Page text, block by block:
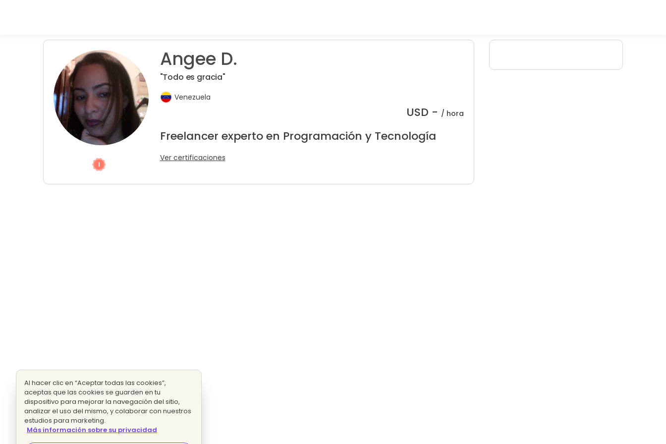
Angee D.
"Todo es gracia"
Venezuela
USD - / hora
Freelancer experto en Programación y Tecnología
Ver certificaciones
Al hacer clic en “Aceptar todas las cookies”,
aceptas que las cookies se guarden en tu
dispositivo para mejorar la navegación del sitio,
analizar el uso del mismo, y colaborar con nuestros
estudios para marketing.
Más información sobre su privacidad